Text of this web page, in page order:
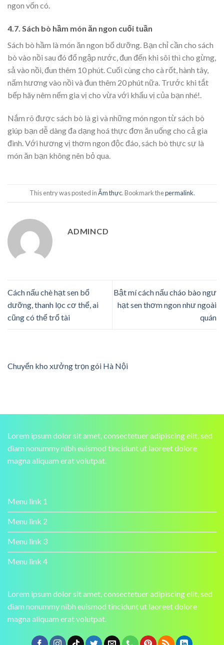
ngon vốn có.
4.7. Sách bò hầm món ăn ngon cuối tuần
Sách bò hầm là món ăn ngon bổ dưỡng. Bạn chỉ cần cho sách
bò vào nồi sau đó đổ ngập nước, đun đến khi sôi thì cho gừng,
sả vào nồi, đun thêm 10 phút. Cuối cùng cho cà rốt, hành tây,
nấm hương vào nồi và đun thêm 20 phút nữa. Trước khi tắt
bếp hãy nêm nếm gia vị cho vừa với khẩu vị của bạn nhé!.
Nắm rõ được sách bò là gì và những món ngon từ sách bò
giúp bạn dễ dàng đa dạng hoá thực đơn ăn uống cho cả gia
đình. Với hương vị thơm ngon độc đáo, sách bò thực sự là
món ăn bạn không nên bỏ qua.
This entry was posted inẨm thực. Bookmark thepermalink.
ADMINCD
Cách nấu chè hạt sen bổ
dưỡng, thanh lọc cơ thể, ai
cũng có thể trổ tài
Bật mí cách nấu cháo bào ngư
hạt sen thơm ngon như ngoài
quán
Chuyển kho xưởng trọn gói Hà Nội
Lorem ipsum dolor sit amet, consectetuer adipiscing elit, sed
diam nonummy nibh euismod tincidunt ut laoreet dolore
magna aliquam erat volutpat.
Menu link 1
Menu link 2
Menu link 3
Menu link 4
Lorem ipsum dolor sit amet, consectetuer adipiscing elit, sed
diam nonummy nibh euismod tincidunt ut laoreet dolore
magna aliquam erat volutpat.